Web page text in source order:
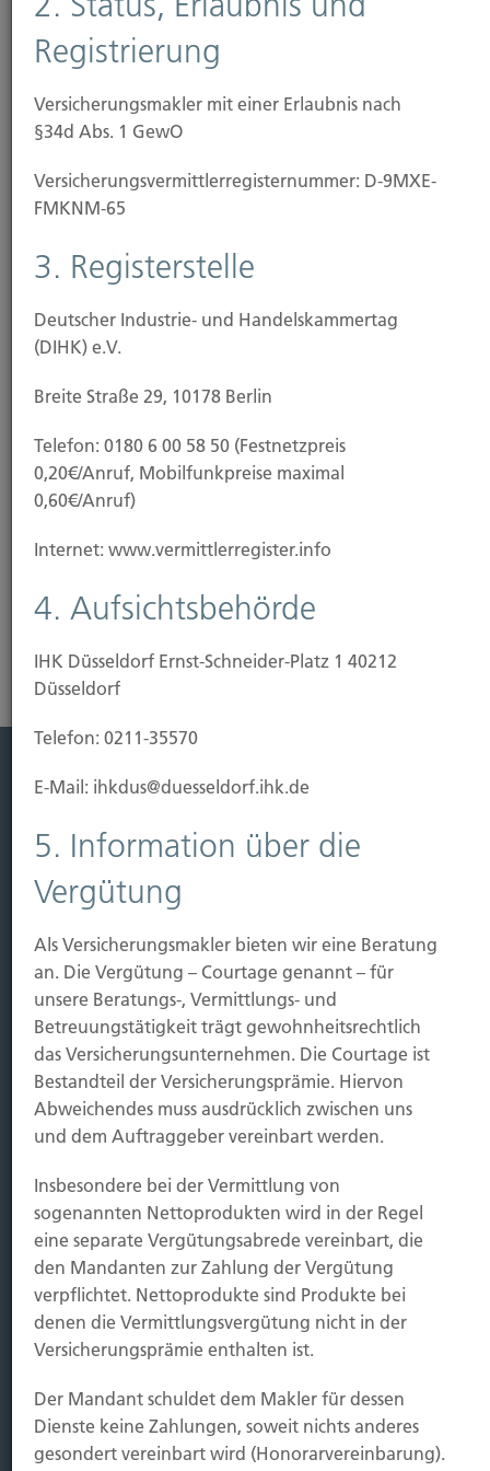
Hotelunterbringung (wenn die Wohnung aufgrund
des Schadens nicht genutzt werden kann) oder
Reparaturkosten.
Ergänzen Sie Ihren Versicherungsschutz und
schließen Sie auch Leistungen für diese Fälle ein:
Überspannungsschäden an elektrischen Geräten
Glasbruchschäden an Gebäude und Mobiliar
Diebstahl aus Kraftfahrzeugen
Fahrraddiebstahl
Erhöhte Entschädigungsgrenzen für Wertsachen
Die meisten Versicherer bieten standardisierte
Kooperationspartnern spezielle
Versicherungskonzepte entwickelt, die Ihnen eine
Vielzahl verbesserter Vertragsbedingungen
Risikoanalyse Hausratversicherung
Leistung
Leben
Sichern
Immobilien Vers.
Kauf Grundstück
Baubeginn
Baufertigstellung/Hauskauf
Einzug/Vermietung
Schaden
Kontakt
Hubert Brück KG| Inhaber: Dipl. Ökonom Johannes
Brück | Kapellstraße 2 | 40479 Düsseldorf
Telefon:0211-490066 |Fax:0211-4911125 |E-Mail:
brueck@brueckkg.de
Kontaktformular
© Hubert Brück KG
Registrierung
Versicherungsmakler mit einer Erlaubnis nach
§34d Abs. 1 GewO
Versicherungs­vermittler­registernummer: D-9MXE-
FMKNM-65
3. Registerstelle
Deutscher Industrie- und Handelskammertag
(DIHK) e.V.
Breite Straße 29, 10178 Berlin
Telefon: 0180 6 00 58 50 (Festnetzpreis
0,20€/Anruf, Mobilfunkpreise maximal
0,60€/Anruf)
Internet: www.vermittlerregister.info
4. Aufsichtsbehörde
IHK Düsseldorf Ernst-Schneider-Platz 1 40212
Düsseldorf
Telefon: 0211-35570
E-Mail: ihkdus@duesseldorf.ihk.de
5. Information über die
Vergütung
Als Versicherungsmakler bieten wir eine Beratung
an. Die Vergütung – Courtage genannt – für
unsere Beratungs-, Vermittlungs- und
Betreuungstätigkeit trägt gewohnheitsrechtlich
das Versicherungsunternehmen. Die Courtage ist
Bestandteil der Versicherungsprämie. Hiervon
Abweichendes muss ausdrücklich zwischen uns
und dem Auftraggeber vereinbart werden.
Insbesondere bei der Vermittlung von
sogenannten Nettoprodukten wird in der Regel
eine separate Vergütungsabrede vereinbart, die
den Mandanten zur Zahlung der Vergütung
verpflichtet. Nettoprodukte sind Produkte bei
denen die Vermittlungsvergütung nicht in der
Versicherungsprämie enthalten ist.
Der Mandant schuldet dem Makler für dessen
Dienste keine Zahlungen, soweit nichts anderes
gesondert vereinbart wird (Honorarvereinbarung).